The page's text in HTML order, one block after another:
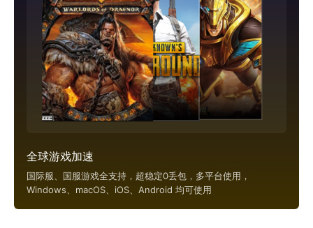
全球游戏加速
国际服、国服游戏全支持，超稳定0丢包，多平台使用，
Windows、macOS、iOS、Android 均可使用